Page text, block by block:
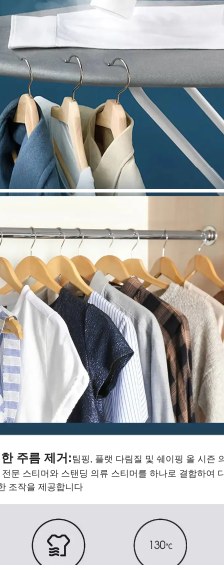
주름 제거: 팀핑, 플랫 다림질 및 쉐이핑 올 시즌
문 스티머와 스탠딩 의류 스티머를 하나로 결합하여
조작을 제공합니다